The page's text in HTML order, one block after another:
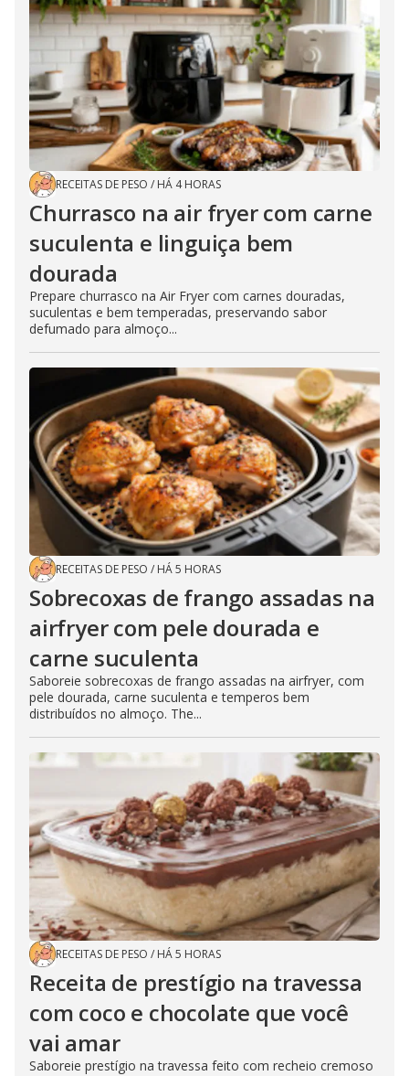
RECEITAS DE PESO / HÁ 4 HORAS
Churrasco na air fryer com carne
suculenta e linguiça bem
dourada
Prepare churrasco na Air Fryer com carnes douradas,
suculentas e bem temperadas, preservando sabor
defumado para almoço...
RECEITAS DE PESO / HÁ 5 HORAS
Sobrecoxas de frango assadas na
airfryer com pele dourada e
carne suculenta
Saboreie sobrecoxas de frango assadas na airfryer, com
pele dourada, carne suculenta e temperos bem
distribuídos no almoço. The...
RECEITAS DE PESO / HÁ 5 HORAS
Receita de prestígio na travessa
com coco e chocolate que você
vai amar
Saboreie prestígio na travessa feito com recheio cremoso